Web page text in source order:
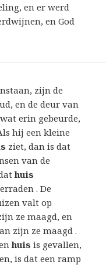
en er werd
en God
zijn de
en de deur van
erin gebeurde,
hij een kleine
ziet, dan is dat
van de
huis
. De
valt op
ze maagd, en
zijn ze maagd .
huis is gevallen,
is dat een ramp